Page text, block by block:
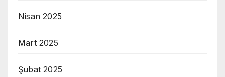
Nisan 2025
Mart 2025
Şubat 2025